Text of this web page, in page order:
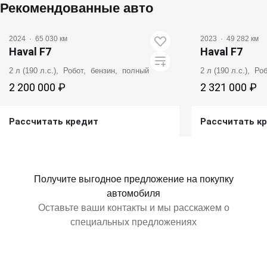
Рекомендованные авто
2024 · 65 030 км
Haval F7
2 л (190 л.с.), Робот, бензин, полный
2 200 000 ₽
Рассчитать кредит
2023 · 49 282 км
Haval F7
2 л (190 л.с.),
2 321 000 ₽
Рассчитать
Получите выгодное предложение на покупку
автомобиля
Оставьте ваши контакты и мы расскажем о
специальных предложениях